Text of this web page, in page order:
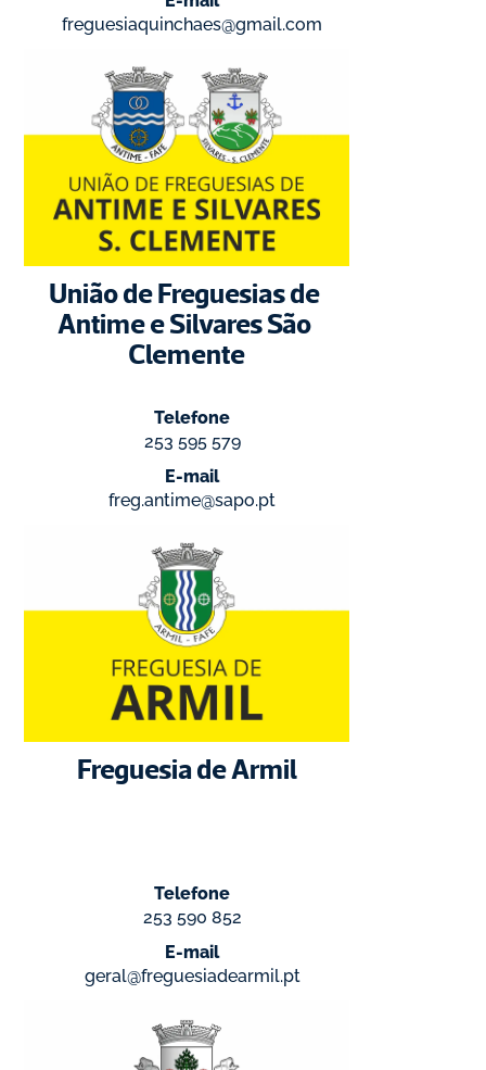
freguesiaquinchaes@gmail.com
União de Freguesias de
Antime e Silvares São
Clemente
Telefone
253 595 579
E-mail
freg.antime@sapo.pt
Freguesia de Armil
Telefone
253 590 852
E-mail
geral@freguesiadearmil.pt